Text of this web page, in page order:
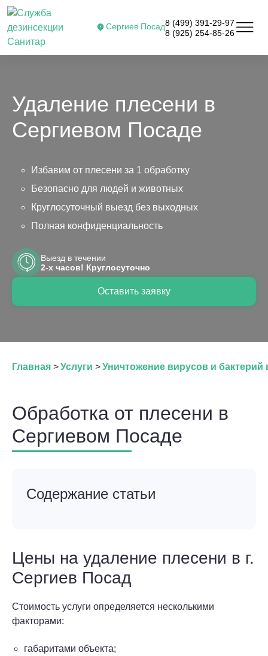
Сергиев Посад8 (499) 391-29-97
8 (925) 254-85-26
Удаление плесени в
Сергиевом Посаде
Избавим от плесени за 1 обработку
Безопасно для людей и животных
Круглосуточный выезд без выходных
Полная конфиденциальность
Оставить заявку
Выезд в течении
2-х часов! Круглосуточно
Главная >Услуги >Уничтожение вирусов и
Обработка от плесени в
Сергиевом Посаде
Содержание статьи
Цены на удаление плесени в г.
Сергиев Посад
Стоимость услуги определяется несколькими
факторами:
габаритами объекта;